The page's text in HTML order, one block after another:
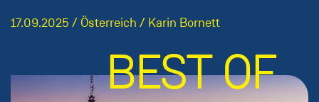
17.09.2025 / Österreich / Karin Bornett
BEST OF